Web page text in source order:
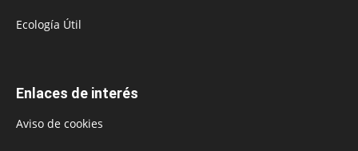
Ecología Útil
Enlaces de interés
Aviso de cookies